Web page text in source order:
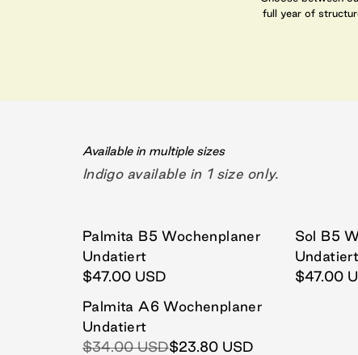
full year of
Available in multiple sizes
Indigo available in 1 size only.
Palmita B5 Wochenplaner
Undatiert
$47.00 USD
SOLD
Sol B5
Undatiert
$47.00
SALE 30%
Palmita A6 Wochenplaner
Undatiert
$34.00 USD$23.80 USD